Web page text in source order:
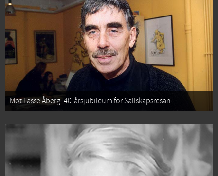
Möt Lasse Åberg: 40-årsjubileum för Sällskapsresan